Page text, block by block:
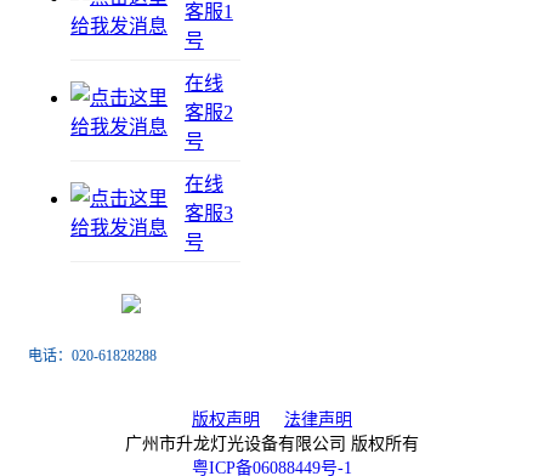
客服1
号
在线
客服2
号
在线
客服3
号
电话：020-61828288
版权声明
法律声明
广州市升龙灯光设备有限公司 版权所有
粤ICP备06088449号-1